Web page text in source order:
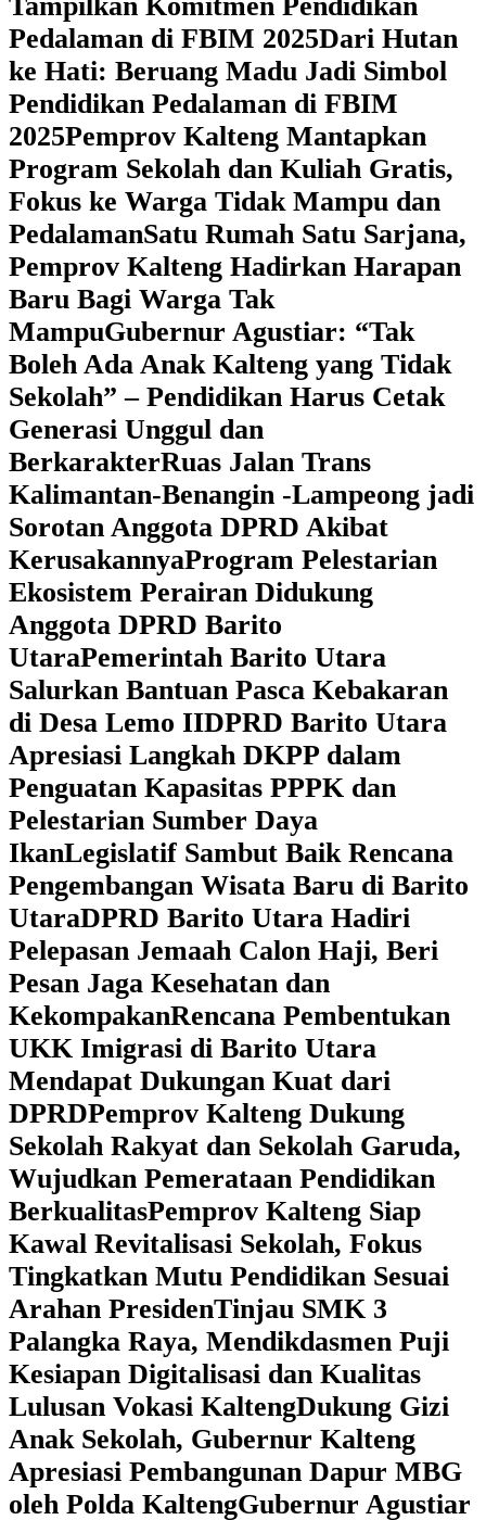
Pedalaman di FBIM 2025‎Dari Hutan
ke Hati: Beruang Madu Jadi Simbol
Pendidikan Pedalaman di FBIM
2025‎Pemprov Kalteng Mantapkan
Program Sekolah dan Kuliah Gratis,
Fokus ke Warga Tidak Mampu dan
Pedalaman‎Satu Rumah Satu Sarjana,
Pemprov Kalteng Hadirkan Harapan
Baru Bagi Warga Tak
Mampu‎Gubernur Agustiar: “Tak
Boleh Ada Anak Kalteng yang Tidak
Sekolah” – Pendidikan Harus Cetak
Generasi Unggul dan
BerkarakterRuas Jalan Trans
Kalimantan-Benangin -Lampeong jadi
Sorotan Anggota DPRD Akibat
KerusakannyaProgram Pelestarian
Ekosistem Perairan Didukung
Anggota DPRD Barito
UtaraPemerintah Barito Utara
Salurkan Bantuan Pasca Kebakaran
di Desa Lemo IIDPRD Barito Utara
Apresiasi Langkah DKPP dalam
Penguatan Kapasitas PPPK dan
Pelestarian Sumber Daya
IkanLegislatif Sambut Baik Rencana
Pengembangan Wisata Baru di Barito
UtaraDPRD Barito Utara Hadiri
Pelepasan Jemaah Calon Haji, Beri
Pesan Jaga Kesehatan dan
KekompakanRencana Pembentukan
UKK Imigrasi di Barito Utara
Mendapat Dukungan Kuat dari
DPRD‎Pemprov Kalteng Dukung
Sekolah Rakyat dan Sekolah Garuda,
Wujudkan Pemerataan Pendidikan
Berkualitas‎Pemprov Kalteng Siap
Kawal Revitalisasi Sekolah, Fokus
Tingkatkan Mutu Pendidikan Sesuai
Arahan Presiden‎Tinjau SMK 3
Palangka Raya, Mendikdasmen Puji
Kesiapan Digitalisasi dan Kualitas
Lulusan Vokasi Kalteng‎Dukung Gizi
Anak Sekolah, Gubernur Kalteng
Apresiasi Pembangunan Dapur MBG
oleh Polda Kalteng‎Gubernur Agustiar